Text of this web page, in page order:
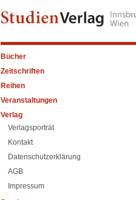
Bücher
Zeitschriften
Reihen
Veranstaltungen
Verlag
Verlagsporträt
Kontakt
Datenschutzerklärung
AGB
Impressum